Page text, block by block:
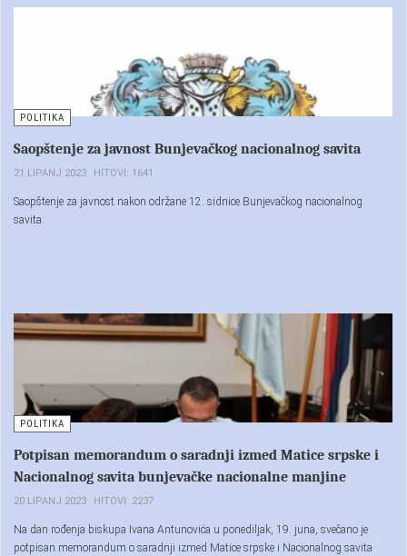
POLITIKA
Saopštenje za javnost Bunjevačkog nacionalnog savita
21 LIPANJ 2023 HITOVI: 1641
Saopštenje za javnost nakon održane 12. sidnice Bunjevačkog nacionalnog
savita:
POLITIKA
Potpisan memorandum o saradnji izmed Matice srpske i
Nacionalnog savita bunjevačke nacionalne manjine
20 LIPANJ 2023 HITOVI: 2237
Na dan rođenja biskupa Ivana Antunovića u ponediljak, 19. juna, svečano je
potpisan memorandum o saradnji izmed Matice srpske i Nacionalnog savita